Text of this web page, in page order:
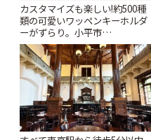
カスタマイズも楽しい!約500種
類の可愛いワッペンキーホルダ
ーがずらり。小平市
「Kimamaya T&K」 | ことりっ
ぷ